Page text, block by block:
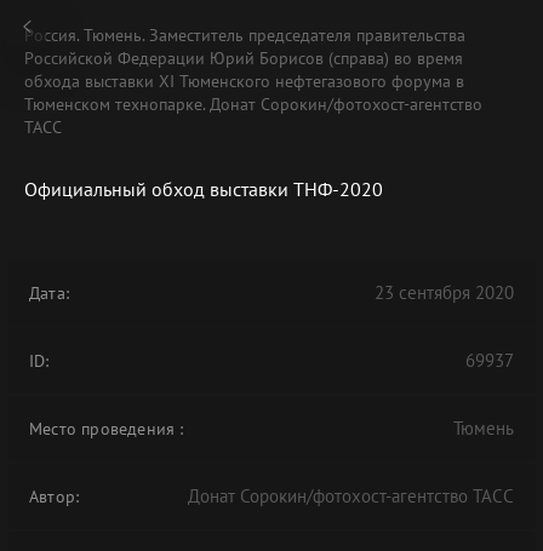
Россия. Тюмень. Заместитель председателя правительства
Российской Федерации Юрий Борисов (справа) во время
обхода выставки XI Тюменского нефтегазового форума в
Тюменском технопарке. Донат Сорокин/фотохост-агентство
ТАСС
Официальный обход выставки ТНФ-2020
Дата: 23 сентября 2020
ID: 69937
Место проведения : Тюмень
Автор: Донат Сорокин/фотохост-агентство ТАСС